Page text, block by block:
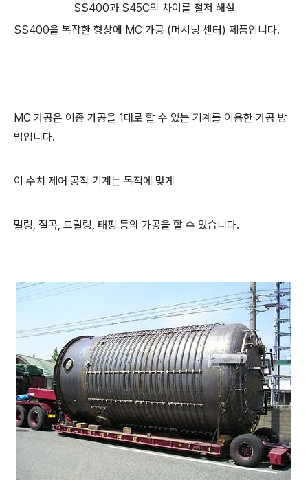
SS400과 S45C의 차이를 철저 해설
SS400을 복잡한 형상에 MC 가공 (머시닝 센터) 제품입니다.
MC 가공은 이종 가공을 1대로 할 수 있는 기계를 이용한 가공 방
법입니다.
이 수치 제어 공작 기계는 목적에 맞게
밀링, 절곡, 드릴링, 태핑 등의 가공을 할 수 있습니다.